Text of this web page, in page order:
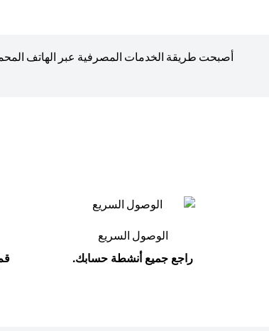
أصبحت طريقة الخدمات المصرفية عبر الهاتف
الوصول السريع
راجع جميع أنشطة حسابك.